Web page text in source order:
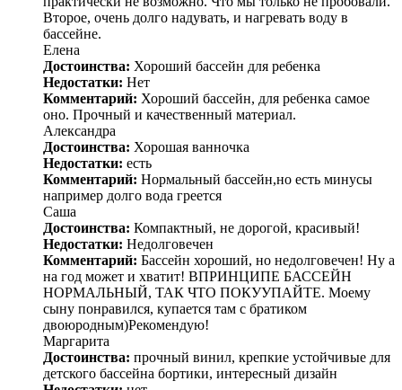
Второе, очень долго надувать, и нагревать воду в
бассейне.
Елена
Достоинства: Хороший бассейн для ребенка
Недостатки: Нет
Комментарий: Хороший бассейн, для ребенка самое
оно. Прочный и качественный материал.
Александра
Достоинства: Хорошая ванночка
Недостатки: есть
Комментарий: Нормальный бассейн,но есть минусы
например долго вода греется
Саша
Достоинства: Компактный, не дорогой, красивый!
Недостатки: Недолговечен
Комментарий: Бассейн хороший, но недолговечен! Ну а
на год может и хватит! ВПРИНЦИПЕ БАССЕЙН
НОРМАЛЬНЫЙ, ТАК ЧТО ПОКУУПАЙТЕ. Моему
сыну понравился, купается там с братиком
двоюродным)Рекомендую!
Маргарита
Достоинства: прочный винил, крепкие устойчивые для
детского бассейна бортики, интересный дизайн